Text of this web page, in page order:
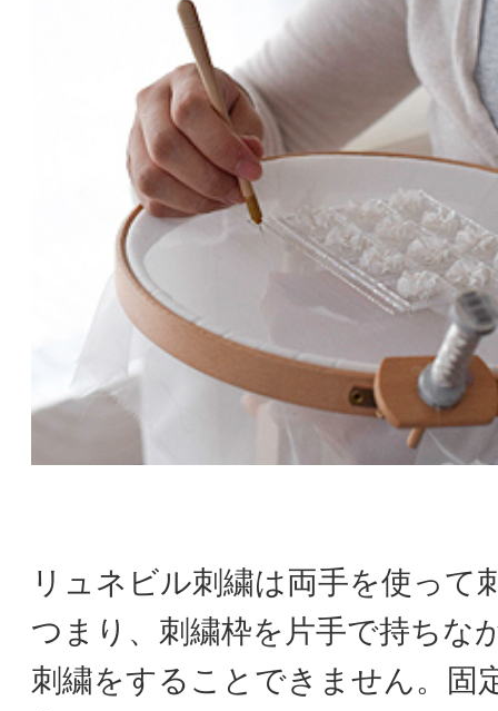
リュネビル刺繍は両手を使って
つまり、刺繍枠を片手で持ちな
刺繍をすることできません。固